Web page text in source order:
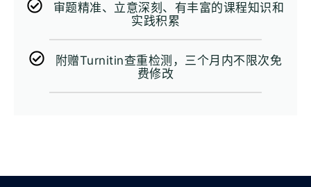
审题精准、立意深刻、有丰富的课程知识和
实践积累
附赠Turnitin查重检测，三个月内不限次免
费修改